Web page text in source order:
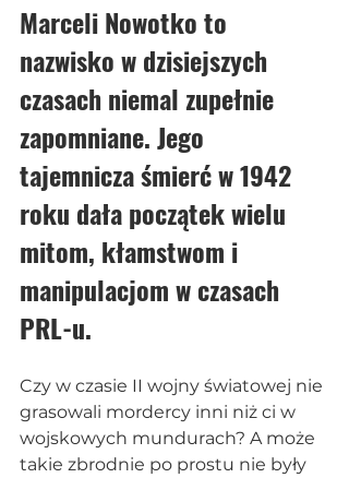
Marceli Nowotko to
nazwisko w dzisiejszych
czasach niemal zupełnie
zapomniane. Jego
tajemnicza śmierć w 1942
roku dała początek wielu
mitom, kłamstwom i
manipulacjom w czasach
PRL-u.
Czy w czasie II wojny światowej nie
grasowali mordercy inni niż ci w
wojskowych mundurach? A może
takie zbrodnie po prostu nie były